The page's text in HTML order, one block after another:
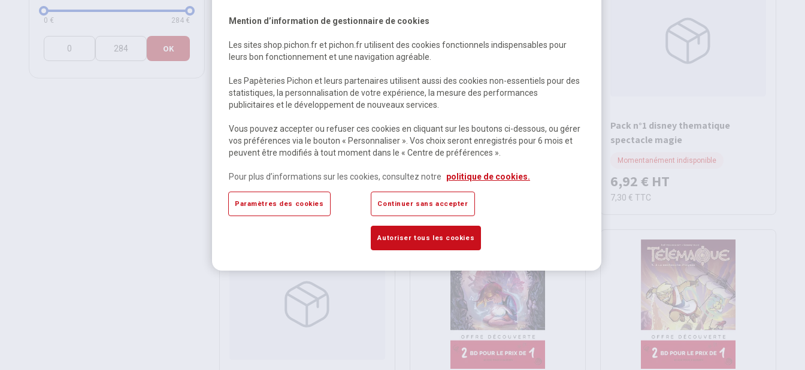
Prix (HT)
0 € 284 €
OK
Livret affiche cine le troisieme
testament
14,69 €HT
Livret affiche cine triangle secret
14,69 €HT
Pack n°1 disney thematique
spectacle magie
Momentanément indisponible
6,92 € HT
7,30 € TTC
Mention d’information de gestionnaire de cookies
Les sites shop.pichon.fr et pichon.fr utilisent des cookies fonctionnels indispensables pour
leurs bon fonctionnement et une navigation agréable.
Les Papèteries Pichon et leurs partenaires utilisent aussi des cookies non-essentiels pour des
statistiques, la personnalisation de votre expérience, la mesure des performances
publicitaires et le développement de nouveaux services.
Vous pouvez accepter ou refuser ces cookies en cliquant sur les boutons ci-dessous, ou gérer
vos préférences via le bouton « Personnaliser ». Vos choix seront enregistrés pour 6 mois et
peuvent être modifiés à tout moment dans le « Centre de préférences ».
Pour plus d’informations sur les cookies, consultez notre politique de cookies.
Paramètres des cookies Continuer sans accepter
Autoriser tous les cookies